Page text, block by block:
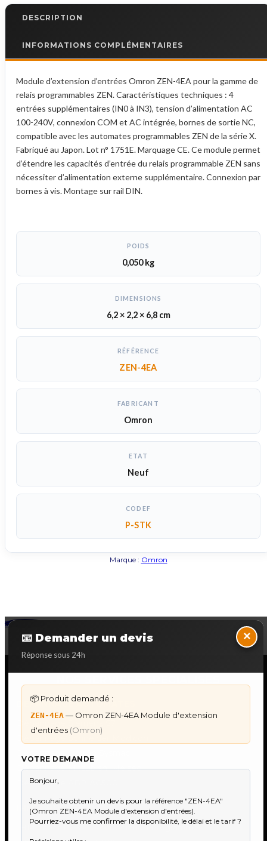
DESCRIPTION
INFORMATIONS COMPLÉMENTAIRES
Module d’extension d’entrées Omron ZEN-4EA pour la gamme de
relais programmables ZEN. Caractéristiques techniques : 4
entrées supplémentaires (IN0 à IN3), tension d’alimentation AC
100-240V, connexion COM et AC intégrée, bornes de sortie NC,
compatible avec les automates programmables ZEN de la série X.
Fabriqué au Japon. Lot n° 1751E. Marquage CE. Ce module permet
d’étendre les capacités d’entrée du relais programmable ZEN sans
nécessiter d’alimentation externe supplémentaire. Connexion par
bornes à vis. Montage sur rail DIN.
POIDS
0,050 kg
DIMENSIONS
6,2 × 2,2 × 6,8 cm
RÉFÉRENCE
ZEN-4EA
FABRICANT
Omron
ETAT
Neuf
CODEF
P-STK
Marque : Omron
📧 Demander un devis
Réponse sous 24h
×
📦 Produit demandé :
ZEN-4EA — Omron ZEN-4EA Module d'extension
d'entrées (Omron)
VOTRE DEMANDE
Back to Top
DÉPANNAGE AUTOMATES
Dépannage Schneider Modicon
Dépannage Mitsubishi Melsec
Dépannage ABB AC500
IHM & PUPITRES
IHM Lauer PCS — Récupération Programme